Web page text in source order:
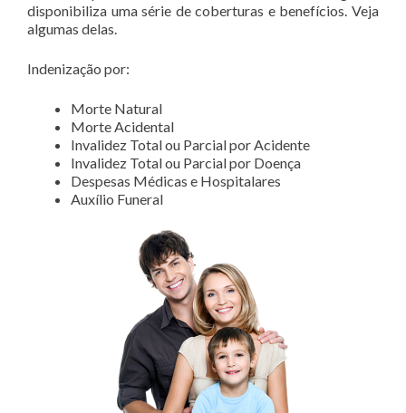
disponibiliza uma série de coberturas e benefícios. Veja
algumas delas.
Indenização por:
Morte Natural
Morte Acidental
Invalidez Total ou Parcial por Acidente
Invalidez Total ou Parcial por Doença
Despesas Médicas e Hospitalares
Auxílio Funeral